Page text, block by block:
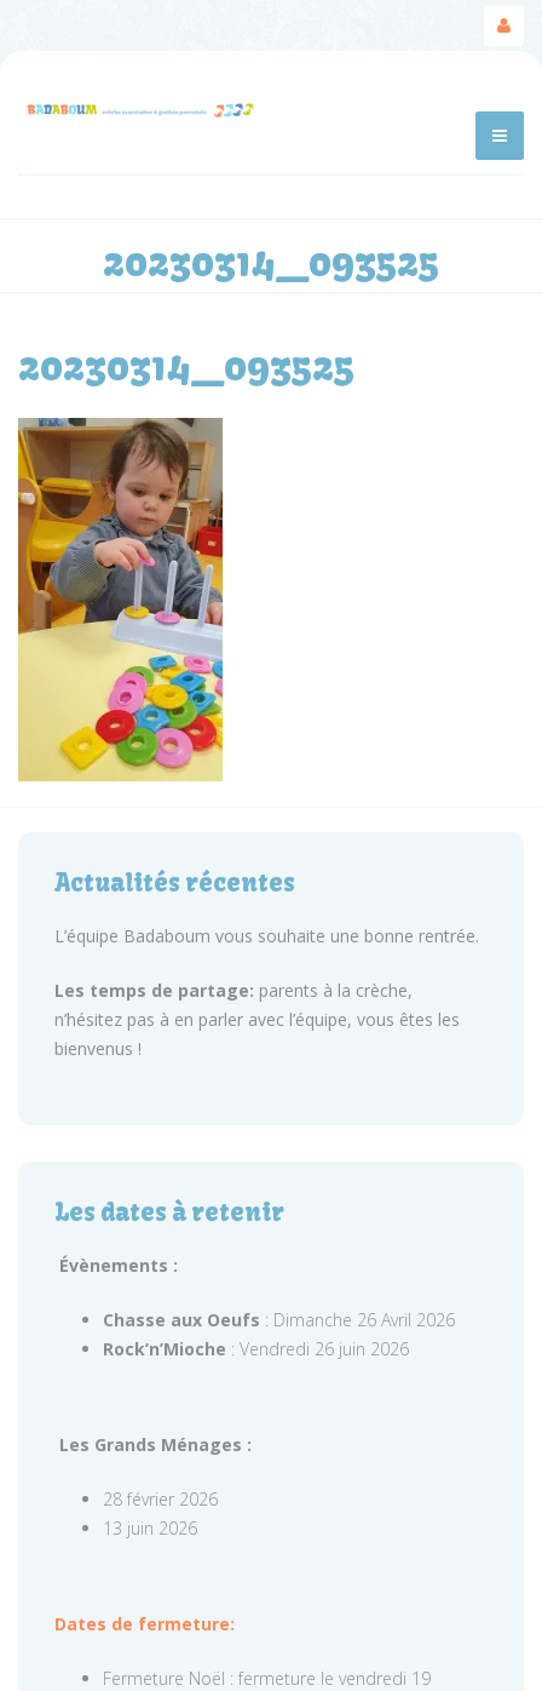
20230314_093525
20230314_093525
Actualités récentes
L’équipe Badaboum vous souhaite une bonne rentrée.
Les temps de partage: parents à la crèche,
n’hésitez pas à en parler avec l’équipe, vous êtes les
bienvenus !
Les dates à retenir
Évènements :
Chasse aux Oeufs : Dimanche 26 Avril 2026
Rock’n’Mioche : Vendredi 26 juin 2026
Les Grands Ménages :
28 février 2026
13 juin 2026
Dates de fermeture:
Fermeture Noël : fermeture le vendredi 19